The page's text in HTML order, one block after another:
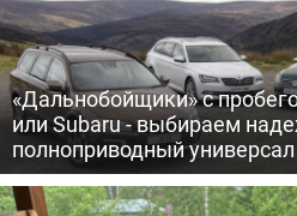
«Дальнобойщики» с
или Subaru - выбираем
полноприводный